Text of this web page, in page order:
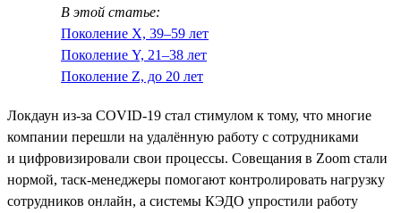
В этой статье:
Поколение X, 39–59 лет
Поколение Y, 21–38 лет
Поколение Z, до 20 лет
Локдаун из-за COVID-19 стал стимулом к тому, что многие
компании перешли на удалённую работу с сотрудниками
и цифровизировали свои процессы. Совещания в Zoom стали
нормой, таск-менеджеры помогают контролировать нагрузку
сотрудников онлайн, а системы КЭДО упростили работу